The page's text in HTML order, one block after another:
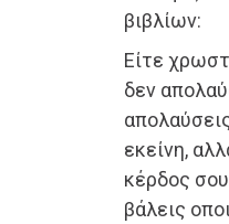
βιβλίων:
Είτε
δεν
εκείνη,
κέρδος
βάλεις